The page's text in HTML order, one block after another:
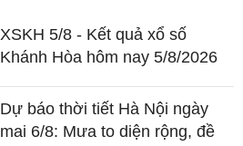
XSKH 5/8 - Kết quả xổ số
Khánh Hòa hôm nay 5/8/2026
Dự báo thời tiết Hà Nội ngày
mai 6/8: Mưa to diện rộng, đề